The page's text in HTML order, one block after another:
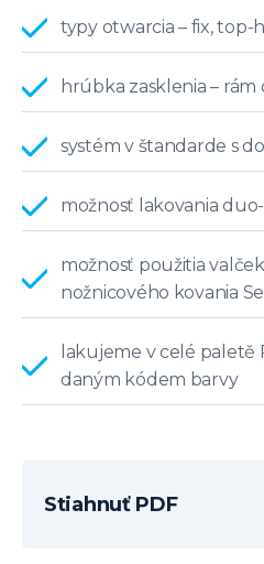
typy otwarcia – fix, top-
hrúbka zasklenia – rám
systém v štandarde s
možnosť lakovania
možnosť použitia
nožnicového kovania
lakujeme v celé paletě
daným kódem barvy
Stiahnuť PDF